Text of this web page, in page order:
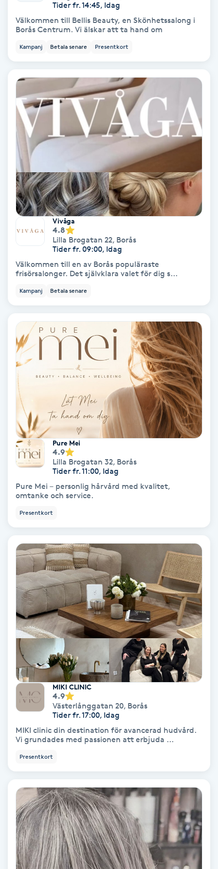
Cryoterapi
Dermapen
Diamantslipning
Enzympeeling
Extensions
Extensions borttagning
Eyeliner-tatuering
Faceliftmassage
Fet hårbotten
Fettreducering
Fibromassage
Fillers
Fotmassage
Fotvård
Fransar
Fransborttagning
Fransfärgning
Fransförlängning
Fransförlängning Megavolym
Fransförlängning Volym
Fransk manikyr
Fransrengöring
Frekvensterapi
Friskvård
Friskvårdsmassage
Frisör
Funktionsanalys
Tider fr. 14:45, Idag
Välkommen till Bellis Beauty, en Skönhetssalong i
Borås Centrum. Vi älskar att ta hand om
Kampanj Betala senare Presentkort
Vivåga
4.8
Lilla Brogatan 22, Borås
Tider fr. 09:00, Idag
Välkommen till en av Borås populäraste
frisörsalonger. Det självklara valet för dig s...
Kampanj Betala senare
Pure Mei
4.9
Lilla Brogatan 32, Borås
Tider fr. 11:00, Idag
Pure Mei – personlig hårvård med kvalitet,
omtanke och service.
Presentkort
MIKI CLINIC
4.9
Västerlånggatan 20, Borås
Tider fr. 17:00, Idag
MIKI clinic din destination för avancerad hudvård.
Vi grundades med passionen att erbjuda ...
Presentkort